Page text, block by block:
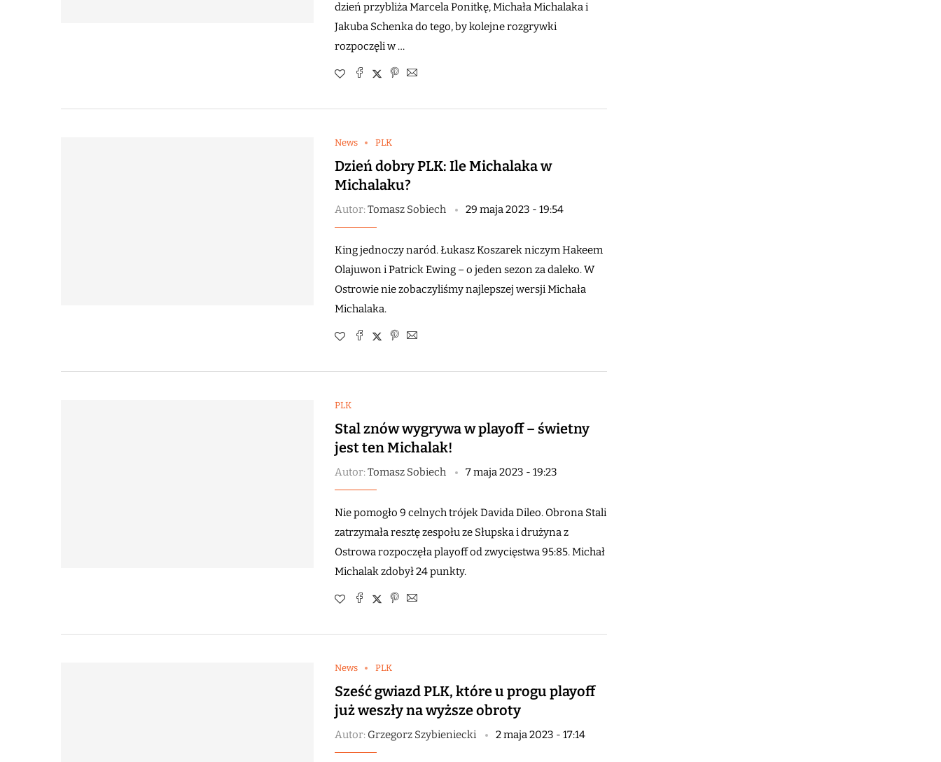
dzień przybliża Marcela Ponitkę, Michała Michalaka i
Jakuba Schenka do tego, by kolejne rozgrywki
rozpoczęli w …
News PLK
Dzień dobry PLK: Ile Michalaka w
Michalaku?
Autor:Tomasz Sobiech 29 maja 2023 - 19:54
King jednoczy naród. Łukasz Koszarek niczym Hakeem
Olajuwon i Patrick Ewing – o jeden sezon za daleko. W
Ostrowie nie zobaczyliśmy najlepszej wersji Michała
Michalaka.
PLK
Stal znów wygrywa w playoff – świetny
jest ten Michalak!
Autor:Tomasz Sobiech 7 maja 2023 - 19:23
Nie pomogło 9 celnych trójek Davida Dileo. Obrona Stali
zatrzymała resztę zespołu ze Słupska i drużyna z
Ostrowa rozpoczęła playoff od zwycięstwa 95:85. Michał
Michalak zdobył 24 punkty.
News PLK
Sześć gwiazd PLK, które u progu playoff
już weszły na wyższe obroty
Autor: Grzegorz Szybieniecki 2 maja 2023 - 17:14